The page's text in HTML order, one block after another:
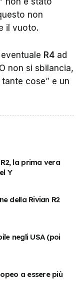
non
il vuoto.
R4 ad
non si sbilancia,
cose” e un
la prima vera
Y
della Rivian R2
negli USA (poi
a essere più